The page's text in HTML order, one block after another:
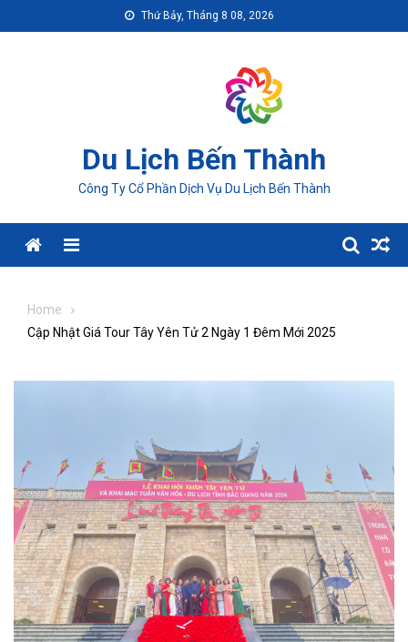
to
Thứ Bảy, Tháng 8 08, 2026
Du Lịch Bến Thành
Công Ty Cổ Phần Dịch Vụ Du Lịch Bến Thành
Menu
Home
Cập Nhật Giá Tour Tây Yên Tử 2 Ngày 1 Đêm Mới 2025